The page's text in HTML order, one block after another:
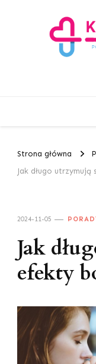
Strona główna
Jak długo
2024-11-05
Jak
efekty